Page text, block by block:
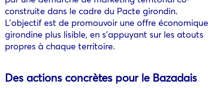
construite dans le cadre du Pacte girondin.
L’objectif est de promouvoir une offre économique
girondine plus lisible, en s’appuyant sur les atouts
propres à chaque territoire.
Des actions concrètes pour le Bazadais